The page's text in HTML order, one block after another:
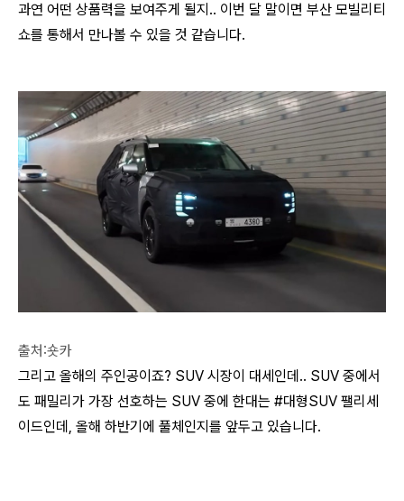
과연 어떤 상품력을 보여주게 될지.. 이번 달 말이면 부산 모빌리티
쇼를 통해서 만나볼 수 있을 것 같습니다.
출처:숏카
그리고 올해의 주인공이죠? SUV 시장이 대세인데.. SUV 중에서
도 패밀리가 가장 선호하는 SUV 중에 한대는 #대형SUV 팰리세
이드인데, 올해 하반기에 풀체인지를 앞두고 있습니다.